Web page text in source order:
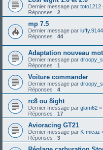
Dernier message par toto1212
Réponses : 2
mp 7.5
Dernier message par
Réponses : 44
Adaptation nouveau
Dernier message par
Réponses : 1
Voiture commander
Dernier message par
Réponses : 4
rc8 ou 8ight
Dernier message par glam62 «
Réponses : 17
Avioracing GT21
Dernier message par K-micaz
Réponses : 3